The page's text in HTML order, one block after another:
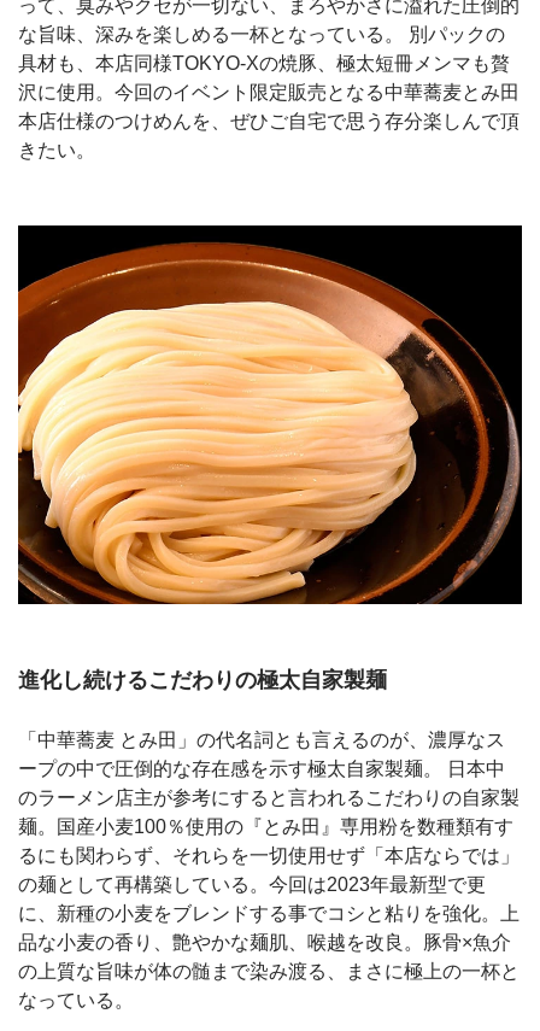
って、臭みやクセが一切ない、まろやかさに溢れた圧倒的
な旨味、深みを楽しめる一杯となっている。 別パックの
具材も、本店同様TOKYO-Xの焼豚、極太短冊メンマも贅
沢に使用。今回のイベント限定販売となる中華蕎麦とみ田
本店仕様のつけめんを、ぜひご自宅で思う存分楽しんで頂
きたい。
進化し続けるこだわりの極太自家製麺
「中華蕎麦 とみ田」の代名詞とも言えるのが、濃厚なス
ープの中で圧倒的な存在感を示す極太自家製麺。 日本中
のラーメン店主が参考にすると言われるこだわりの自家製
麺。国産小麦100％使用の『とみ田』専用粉を数種類有す
るにも関わらず、それらを一切使用せず「本店ならでは」
の麺として再構築している。今回は2023年最新型で更
に、新種の小麦をブレンドする事でコシと粘りを強化。上
品な小麦の香り、艶やかな麺肌、喉越を改良。豚骨×魚介
の上質な旨味が体の髄まで染み渡る、まさに極上の一杯と
なっている。